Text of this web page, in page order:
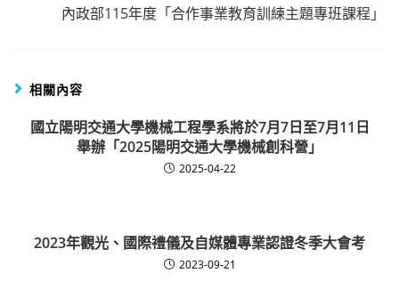
內政部115年度「合作事業教育訓練主題專班課程」
相關內容
國立陽明交通大學機械工程學系將於7月7日至7月11日
舉辦「2025陽明交通大學機械創科營」
2025-04-22
2023年觀光、國際禮儀及自媒體專業認證冬季大會考
2023-09-21